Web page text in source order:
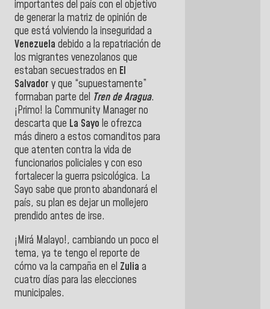
importantes del país con el objetivo
de generar la matriz de opinión de
que está volviendo la inseguridad a
Venezuela debido a la repatriación de
los migrantes venezolanos que
estaban secuestrados en El
Salvador y que “supuestamente”
formaban parte del Tren de Aragua.
¡Primo! la Community Manager no
descarta que La Sayo le ofrezca
más dinero a estos comanditos para
que atenten contra la vida de
funcionarios policiales y con eso
fortalecer la guerra psicológica. La
Sayo sabe que pronto abandonará el
país, su plan es dejar un mollejero
prendido antes de irse.
¡Mirá Malayo!, cambiando un poco el
tema, ya te tengo el reporte de
cómo va la campaña en el Zulia a
cuatro días para las elecciones
municipales.